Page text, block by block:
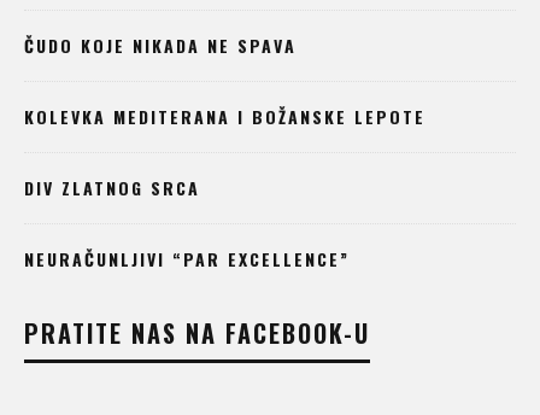
ČUDO KOJE NIKADA NE SPAVA
KOLEVKA MEDITERANA I BOŽANSKE LEPOTE
DIV ZLATNOG SRCA
NEURAČUNLJIVI “PAR EXCELLENCE”
PRATITE NAS NA FACEBOOK-U